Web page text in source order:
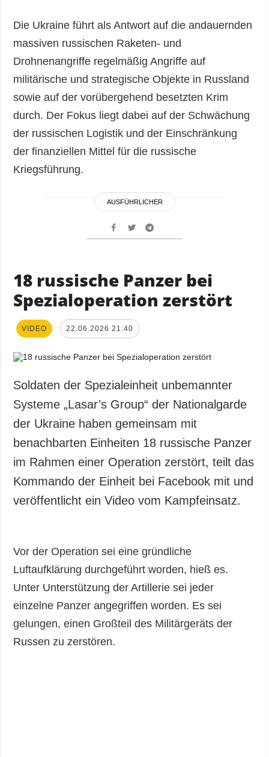
Die Ukraine führt als Antwort auf die andauernden
massiven russischen Raketen- und
Drohnenangriffe regelmäßig Angriffe auf
militärische und strategische Objekte in Russland
sowie auf der vorübergehend besetzten Krim
durch. Der Fokus liegt dabei auf der Schwächung
der russischen Logistik und der Einschränkung
der finanziellen Mittel für die russische
Kriegsführung.
AUSFÜHRLICHER
18 russische Panzer bei
Spezialoperation zerstört
VIDEO 22.06.2026 21:40
Soldaten der Spezialeinheit unbemannter
Systeme „Lasar’s Group“ der Nationalgarde
der Ukraine haben gemeinsam mit
benachbarten Einheiten 18 russische Panzer
im Rahmen einer Operation zerstört, teilt das
Kommando der Einheit bei Facebook mit und
veröffentlicht ein Video vom Kampfeinsatz.
Vor der Operation sei eine gründliche
Luftaufklärung durchgeführt worden, hieß es.
Unter Unterstützung der Artillerie sei jeder
einzelne Panzer angegriffen worden. Es sei
gelungen, einen Großteil des Militärgeräts der
Russen zu zerstören.